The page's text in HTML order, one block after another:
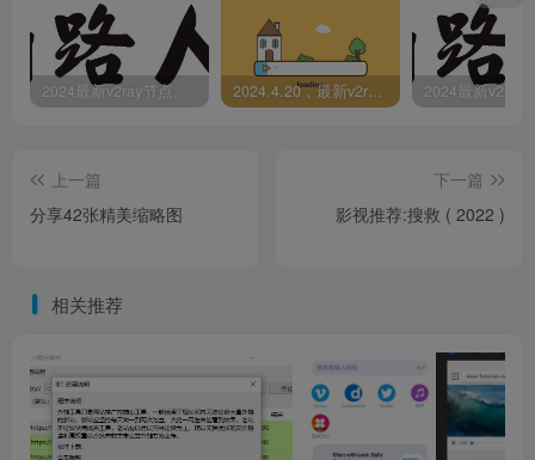
2024最新v2ray节点免费分享-05.08附ss/vmess节点订阅 2024.4.20，最新v2ray节点免费分享-附ss/vmess节点订阅
上一篇
分享42张精美缩略图
下一篇
影视推荐:搜救 ( 2022 )
相关推荐